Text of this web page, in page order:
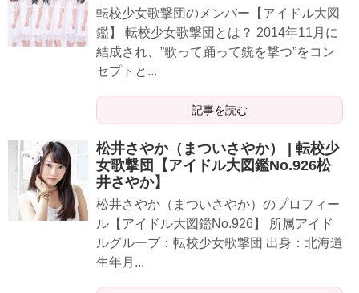
転校少女歌撃団のメンバー【アイドル大図
鑑】 転校少女歌撃団とは？ 2014年11月に
結成され、”歌って踊って銃を撃つ”をコン
セプトと...
記事を読む
松井さやか（まついさやか） | 転校少
女歌撃団【アイドル大図鑑No.926松
井さやか】
松井さやか（まついさやか）のプロフィー
ル【アイドル大図鑑No.926】 所属アイド
ルグループ：転校少女歌撃団 出身：北海道
生年月...